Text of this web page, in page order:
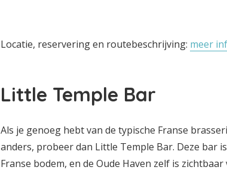
Locatie, reservering en routebeschrijving: meer
Little Temple Bar
Als je genoeg hebt van de typische Franse
anders, probeer dan Little Temple Bar. Deze bar
Franse bodem, en de Oude Haven zelf is